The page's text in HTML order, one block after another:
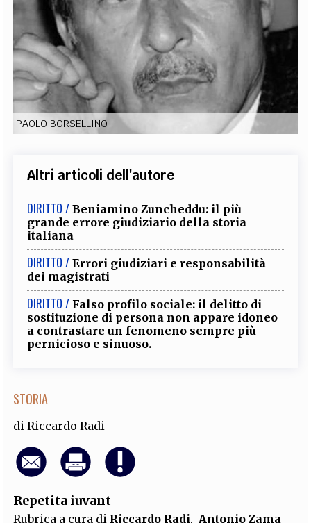
EXTRA
CODICI RUBRICHE PROCEEDINGS PUBBLICITÀ CONTATTI
SOCIAL MEDIA
PAOLO BORSELLINO
Altri articoli dell'autore
DIRITTO / Beniamino Zuncheddu: il più
grande errore giudiziario della storia
italiana
DIRITTO / Errori giudiziari e responsabilità
dei magistrati
DIRITTO / Falso profilo sociale: il delitto di
sostituzione di persona non appare idoneo
a contrastare un fenomeno sempre più
pernicioso e sinuoso.
STORIA
diRiccardo Radi
Repetita iuvant
Rubrica a cura di Riccardo Radi, Antonio Zama